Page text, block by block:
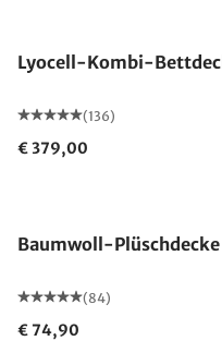
Lyocell-Kombi-
(136)
€ 379,00
Baumwoll-
(84)
€ 74,90